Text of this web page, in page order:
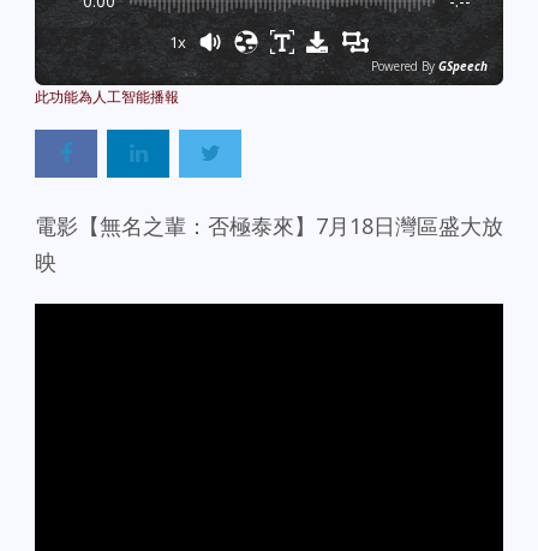
1x
Powered By GSpeech
電影【無名之輩：否極泰來】7月18日灣區盛大放
映